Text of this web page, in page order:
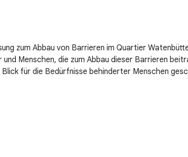
zum Abbau von Barrieren im Quartier
Menschen, die zum Abbau dieser Barrieren
für die Bedürfnisse behinderter Menschen